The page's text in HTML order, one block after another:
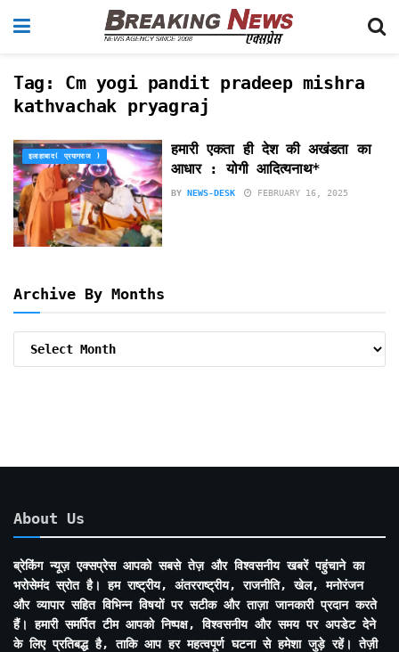
Tag: Cm yogi pandit pradeep mishra
kathvachak pryagraj
इलाहाबाद( प्रयागराज )
हमारी एकता ही देश की अखंडता का
आधार : योगी आदित्यनाथ*
BY NEWS-DESK FEBRUARY 16, 2025
Archive By Months
About Us
ब्रेकिंग न्यूज़ एक्सप्रेस आपको सबसे तेज़ और विश्वसनीय खबरें पहुंचाने का
भरोसेमंद स्रोत है। हम राष्ट्रीय, अंतरराष्ट्रीय, राजनीति, खेल, मनोरंजन
और व्यापार सहित विभिन्न विषयों पर सटीक और ताज़ा जानकारी प्रदान करते
हैं। हमारी समर्पित टीम आपको निष्पक्ष, विश्वसनीय और समय पर अपडेट देने
के लिए प्रतिबद्ध है, ताकि आप हर महत्वपूर्ण घटना से हमेशा जुड़े रहें। तेज़ी